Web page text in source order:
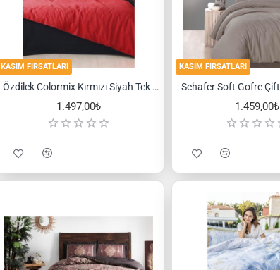
KASIM FIRSATLARI
Özdilek Colormix Kırmızı Siyah Tek Kişilik Nevresim Takım
1.497,00₺
KASIM FIRSATLARI
1.459,00₺